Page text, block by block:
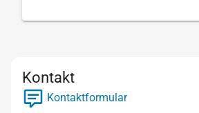
Kontakt
Kontaktformular